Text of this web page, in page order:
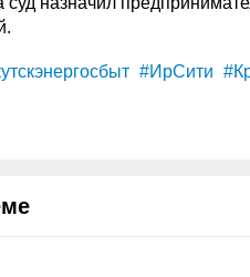
#ИрСити